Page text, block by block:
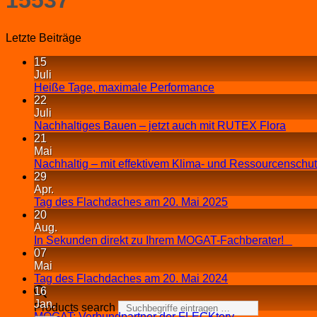
Products search
Letzte Beiträge
15
Juli
Heiße Tage, maximale Performance
22
Juli
Nachhaltiges Bauen – jetzt auch mit RUTEX Flora
21
Mai
Nachhaltig – mit effektivem Klima- und
29
Apr.
Tag des Flachdaches am 20. Mai 2025
20
Aug.
In Sekunden direkt zu Ihrem MOGAT-Fachberater!
07
Mai
Tag des Flachdaches am 20. Mai 2024
16
Jan.